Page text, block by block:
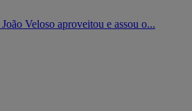
Veloso aproveitou e assou o...